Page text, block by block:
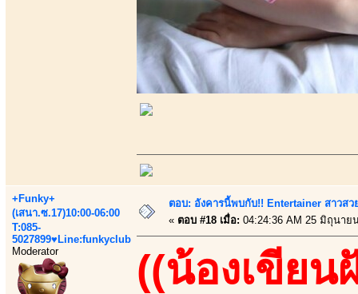
+Funky+
(เสนา.ซ.17)10:00-06:00
T:085-
5027899♥Line:funkyclub
Moderator
ตอบ: อังคารนี้พบกับ!! Entertainer สาวส
« ตอบ #18 เมื่อ: 04:24:36 AM 25 มิถุนาย
((น้องเขียน